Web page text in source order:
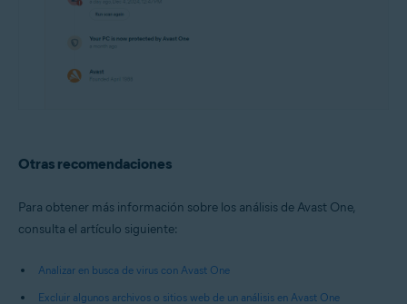
Otras recomendaciones
Para obtener más información sobre los análisis de Avast One,
consulta el artículo siguiente:
Analizar en busca de virus con Avast One
Excluir algunos archivos o sitios web de un análisis en Avast One